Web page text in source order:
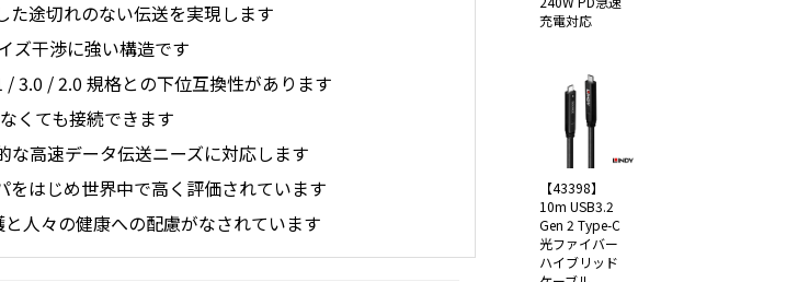
た途切れのない伝送を実現します
ズ干渉に強い構造です
3.0 / 2.0 規格との下位互換性があります
くても接続できます
高速データ伝送ニーズに対応します
をはじめ世界中で高く評価されています
人々の健康への配慮がなされています
充電対応
【43398】
10m USB3.2
Gen 2 Type-C
光ファイバー
ハイブリッド